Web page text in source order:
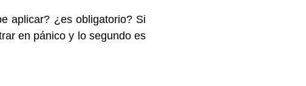
aplicar? ¿es obligatorio? Si
en pánico y lo segundo es